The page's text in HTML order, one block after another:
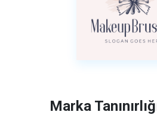
Marka